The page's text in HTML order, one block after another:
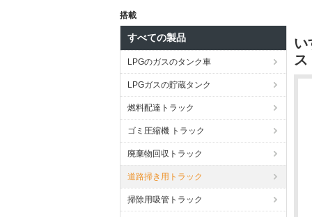
搭載
すべての製品
LPGのガスのタンク車
LPGガスの貯蔵タンク
燃料配達トラック
ゴミ圧縮機 トラック
廃棄物回収トラック
道路掃き用トラック
掃除用吸管トラック
い
ス